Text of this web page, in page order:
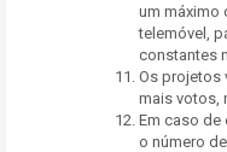
um máximo
telemóvel,
constantes
Os projetos
mais votos,
Em caso de
o número